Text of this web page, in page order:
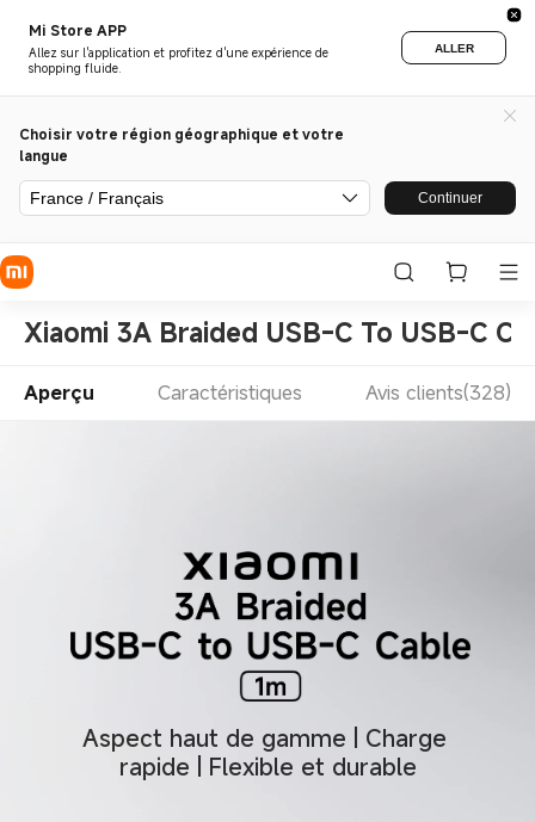
Mi Store APP
Allez sur l'application et profitez d'une expérience de
shopping fluide.
ALLER
Choisir votre région géographique et votre
langue
France / Français Continuer
Xiaomi 3A Braided USB-C To USB-C
Aperçu Caractéristiques Avis clients(328)
Aspect haut de gamme | Charge
rapide | Flexible et durable